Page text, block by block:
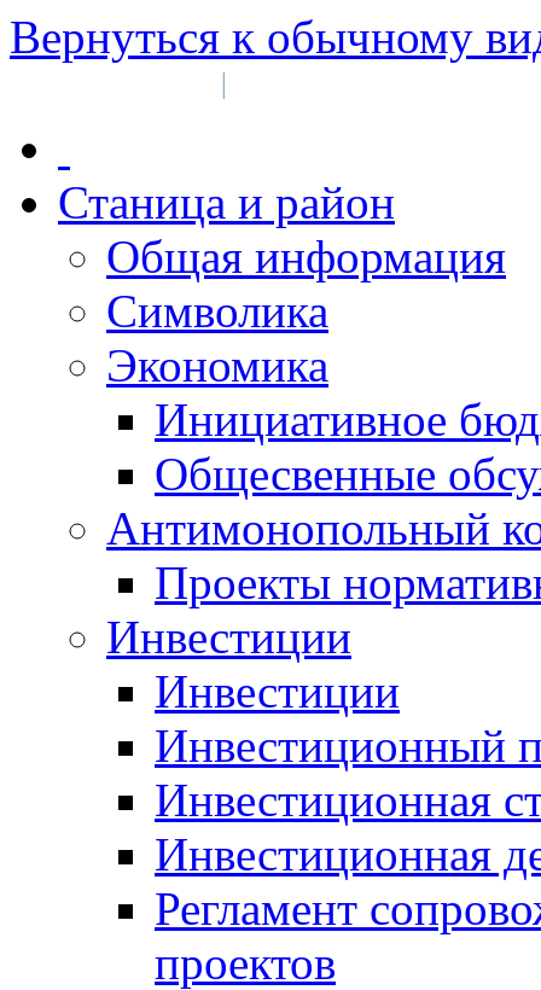
Вернуться к обычному
|
Станица и район
Общая информация
Символика
Экономика
Инициативное
Общесвенные
Антимонопольный
Проекты
Инвестиции
Инвестиции
Инвестиционный
Инвестиционная
Инвестиционная
Регламент
проектов